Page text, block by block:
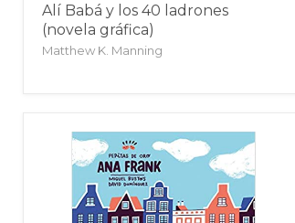
Alí Babá y los 40 ladrones
(novela gráfica)
Matthew K. Manning